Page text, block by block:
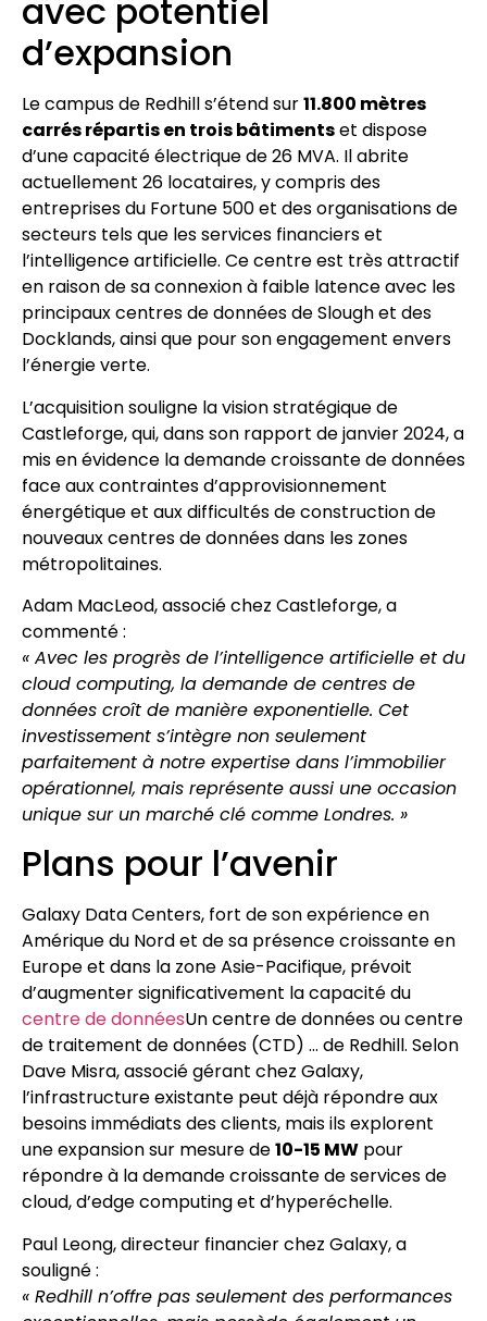
avec potentiel
d’expansion
Le campus de Redhill s’étend sur11.800 mètres
carrés répartis en trois bâtimentset dispose
d’une capacité électrique de 26 MVA. Il abrite
actuellement 26 locataires, y compris des
entreprises du Fortune 500 et des organisations de
secteurs tels que les services financiers et
l’intelligence artificielle. Ce centre est très attractif
en raison de sa connexion à faible latence avec les
principaux centres de données de Slough et des
Docklands, ainsi que pour son engagement envers
l’énergie verte.
L’acquisition souligne la vision stratégique de
Castleforge, qui, dans son rapport de janvier 2024, a
mis en évidence la demande croissante de données
face aux contraintes d’approvisionnement
énergétique et aux difficultés de construction de
nouveaux centres de données dans les zones
métropolitaines.
Adam MacLeod, associé chez Castleforge, a
commenté :
« Avec les progrès de l’intelligence artificielle et du
cloud computing, la demande de centres de
données croît de manière exponentielle. Cet
investissement s’intègre non seulement
parfaitement à notre expertise dans l’immobilier
opérationnel, mais représente aussi une occasion
unique sur un marché clé comme Londres. »
Plans pour l’avenir
Galaxy Data Centers, fort de son expérience en
Amérique du Nord et de sa présence croissante en
Europe et dans la zone Asie-Pacifique, prévoit
d’augmenter significativement la capacité du
centre de donnéesUn centre de données ou centre
de traitement de données (CTD) … de Redhill. Selon
Dave Misra, associé gérant chez Galaxy,
l’infrastructure existante peut déjà répondre aux
besoins immédiats des clients, mais ils explorent
une expansion sur mesure de10-15 MW pour
répondre à la demande croissante de services de
cloud, d’edge computing et d’hyperéchelle.
Paul Leong, directeur financier chez Galaxy, a
souligné :
« Redhill n’offre pas seulement des performances